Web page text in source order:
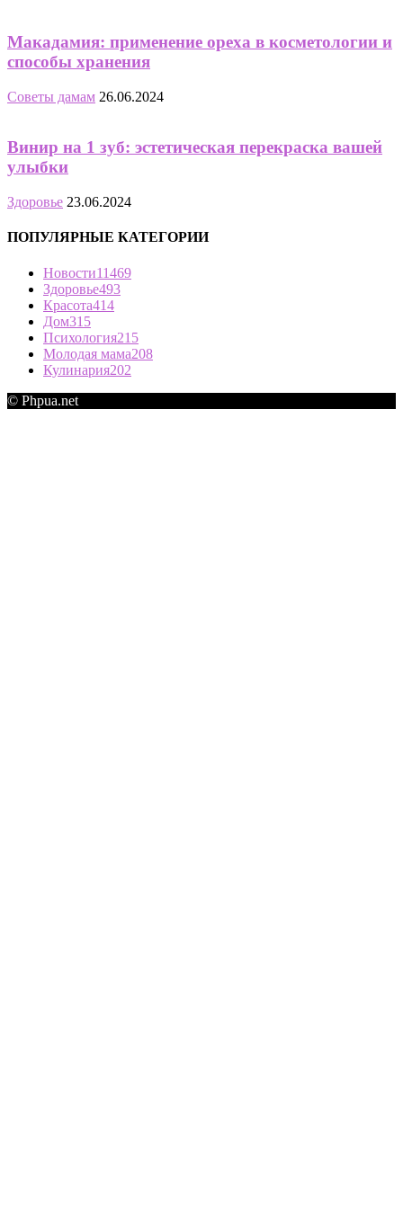
Макадамия: применение ореха в косметологии и
способы хранения
Советы дамам 26.06.2024
Винир на 1 зуб: эстетическая перекраска вашей
улыбки
Здоровье 23.06.2024
ПОПУЛЯРНЫЕ КАТЕГОРИИ
Новости11469
Здоровье493
Красота414
Дом315
Психология215
Молодая мама208
Кулинария202
© Phpua.net